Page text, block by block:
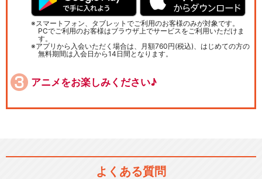
スマートフォン、タブレットでご利用のお客様のみが対象です。
PCでご利用のお客様はブラウザ上でサービスをご利用いただけま
す。
アプリから入会いただく場合は、月額760円(税込)、はじめての方の
無料期間は入会日から14日間となります。
アニメをお楽しみください♪
よくある質問